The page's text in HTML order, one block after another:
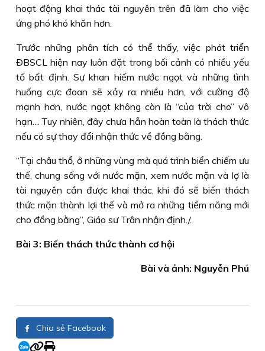
hoạt động khai thác tài nguyên trên đã làm cho việc
ứng phó khó khăn hơn.
Trước những phân tích có thể thấy, việc phát triển
ÐBSCL hiện nay luôn đặt trong bối cảnh có nhiều yếu
tố bất định. Sự khan hiếm nước ngọt và những tình
huống cực đoan sẽ xảy ra nhiều hơn, với cường độ
mạnh hơn, nước ngọt không còn là “của trời cho” vô
hạn… Tuy nhiên, đây chưa hẳn hoàn toàn là thách thức
nếu có sự thay đổi nhận thức về đồng bằng.
“Tại châu thổ, ở những vùng mà quá trình biển chiếm ưu
thế, chung sống với nước mặn, xem nước mặn và lợ là
tài nguyên cần được khai thác, khi đó sẽ biến thách
thức mặn thành lợi thế và mở ra những tiềm năng mới
cho đồng bằng”, Giáo sư Trân nhận định./.
Bài 3: Biến thách thức thành cơ hội
Bài và ảnh: Nguyễn Phú
Chia sẻ Facebook